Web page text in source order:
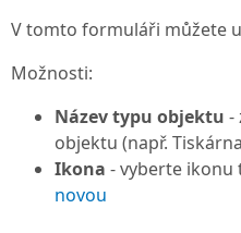
V tomto formuláři můžete
Možnosti:
Název typu objektu -
objektu (např.
Ikona - vyberte
novou